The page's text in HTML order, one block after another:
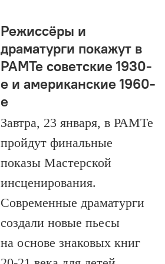
Режиссёры и
драматурги покажут в
РАМТе советские 1930-
е и американские 1960-
е
Завтра, 23 января, в РАМТе
пройдут финальные
показы Мастерской
инсценирования.
Современные драматурги
создали новые пьесы
на основе знаковых книг